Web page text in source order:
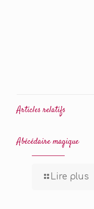
Articles relatifs
Abécédaire magique
Lire plus